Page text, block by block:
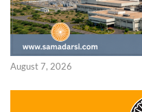
August 7, 2026